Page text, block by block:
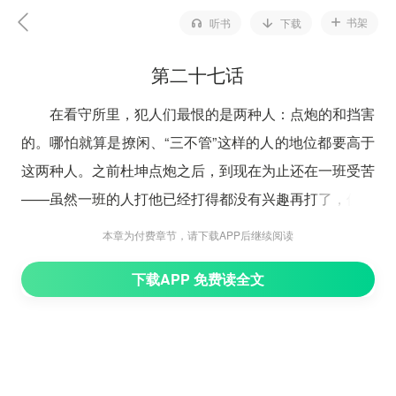
听书 下载 书架
第二十七话
在看守所里，犯人们最恨的是两种人：点炮的和挡害
的。哪怕就算是撩闲、“三不管”这样的人的地位都要高于
这两种人。之前杜坤点炮之后，到现在为止还在一班受苦
——虽然一班的人打他已经打得都没有兴趣再打了，但是
每天洗厕所、洗地板、睡地下的命运还是没有逃过。而现
挡害的意思就是耽误人家的好事，不
本章为付费章节，请下载APP后继续阅读
下载APP 免费读全文